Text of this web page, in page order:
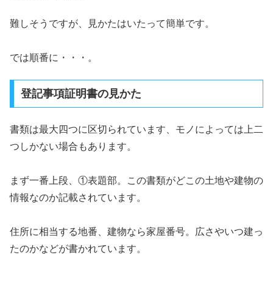
難しそうですが、見かたはいたって簡単です。
では順番に・・・。
登記事項証明書の見かた
書類は最大四つに区切られています、モノによっては上二
つしかない場合もあります。
まず一番上段、①表題部。この書類がどこの土地や建物の
情報なのか記載されています。
住所に相当する地番、建物なら家屋番号。広さやいつ建っ
たのかなどが書かれています。